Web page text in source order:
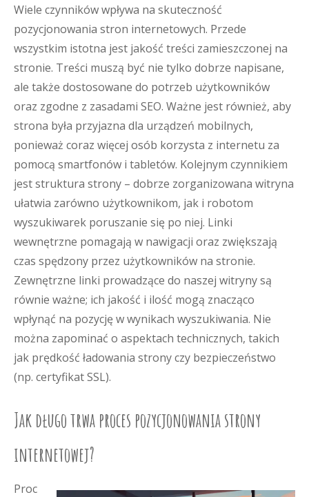
Wiele czynników wpływa na skuteczność
pozycjonowania stron internetowych. Przede
wszystkim istotna jest jakość treści zamieszczonej na
stronie. Treści muszą być nie tylko dobrze napisane,
ale także dostosowane do potrzeb użytkowników
oraz zgodne z zasadami SEO. Ważne jest również, aby
strona była przyjazna dla urządzeń mobilnych,
ponieważ coraz więcej osób korzysta z internetu za
pomocą smartfonów i tabletów. Kolejnym czynnikiem
jest struktura strony – dobrze zorganizowana witryna
ułatwia zarówno użytkownikom, jak i robotom
wyszukiwarek poruszanie się po niej. Linki
wewnętrzne pomagają w nawigacji oraz zwiększają
czas spędzony przez użytkowników na stronie.
Zewnętrzne linki prowadzące do naszej witryny są
równie ważne; ich jakość i ilość mogą znacząco
wpłynąć na pozycję w wynikach wyszukiwania. Nie
można zapominać o aspektach technicznych, takich
jak prędkość ładowania strony czy bezpieczeństwo
(np. certyfikat SSL).
Jak długo trwa proces pozycjonowania strony
internetowej?
Proc